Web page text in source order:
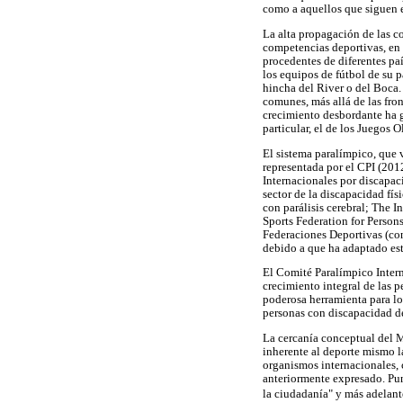
como a aquellos que siguen
La alta propagación de las
competencias deportivas,
procedentes de diferentes
los equipos de fútbol de su
hincha del River o del
comunes, más allá de las
crecimiento desbordante ha
particular, el de los Juegos
El sistema paralímpico, que
representada por el CPI
Internacionales por
sector de la discapacidad
con parálisis cerebral; The
Sports Federation for
Federaciones Deportivas
debido a que ha adaptado
El Comité Paralímpico
crecimiento integral de las
poderosa herramienta para
personas con discapacidad
La cercanía conceptual del
inherente al deporte mismo
organismos internacionales,
anteriormente expresado.
la ciudadanía" y más